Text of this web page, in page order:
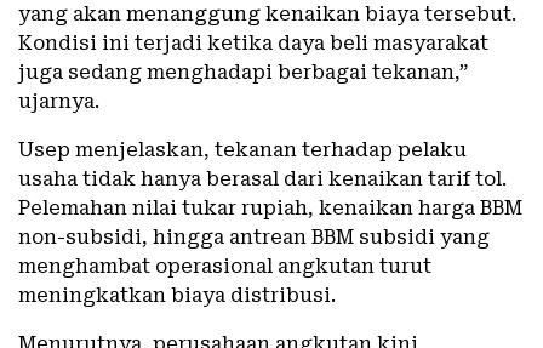
yang akan menanggung kenaikan biaya tersebut.
Kondisi ini terjadi ketika daya beli masyarakat
juga sedang menghadapi berbagai tekanan,”
ujarnya.
Usep menjelaskan, tekanan terhadap pelaku
usaha tidak hanya berasal dari kenaikan tarif tol.
Pelemahan nilai tukar rupiah, kenaikan harga BBM
non-subsidi, hingga antrean BBM subsidi yang
menghambat operasional angkutan turut
meningkatkan biaya distribusi.